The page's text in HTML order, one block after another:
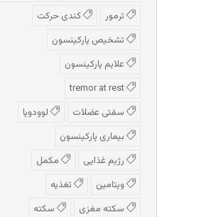
ترمور
کندی حرکت
تشخیص پارکینسون
علایم پارکینسون
سفتی عضلات
لوودوپا
بیماری پارکینسون
رژیم غذایی
مکمل
ویتامین
تغذیه
سکته مغزی
سکته